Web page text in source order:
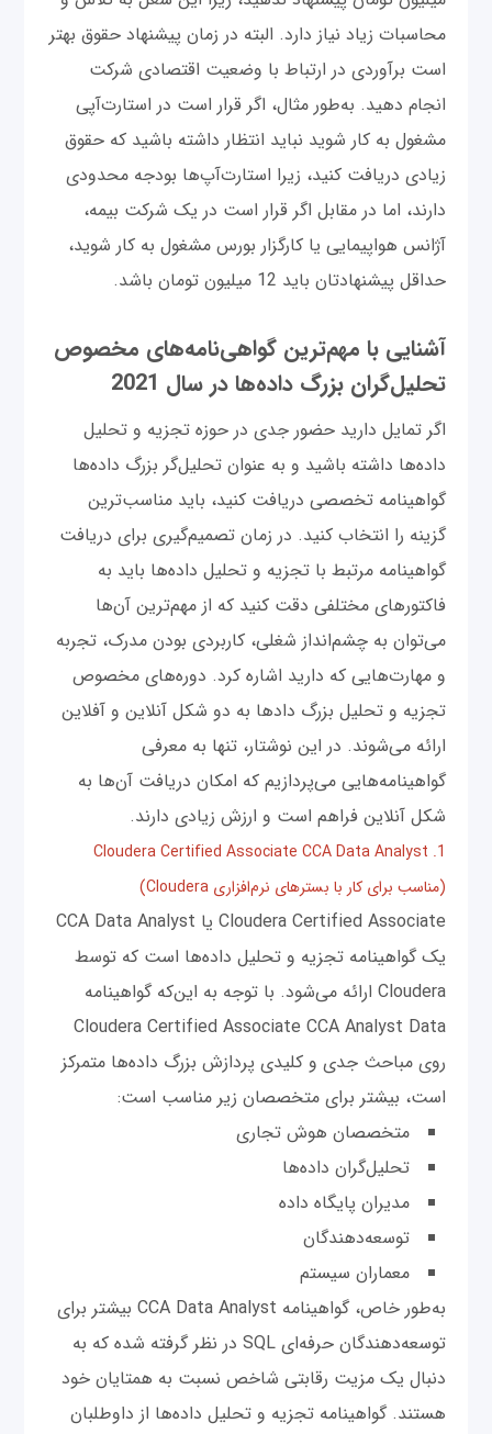
محاسبات زیاد نیاز دارد. البته در زمان پیشنهاد حقوق بهتر
است برآوردی در ارتباط با وضعیت اقتصادی شرکت
انجام دهید. به‌طور مثال، اگر قرار است در استارت‌آپی
مشغول به کار شوید نباید انتظار داشته باشید که حقوق
زیادی دریافت کنید، زیرا استارت‌آپ‌ها بودجه محدودی
دارند، اما در مقابل اگر قرار است در یک شرکت بیمه،
آژانس هواپیمایی یا کارگزار بورس مشغول به کار شوید،
حداقل پیشنهادتان باید 12 میلیون تومان باشد.
آشنایی با مهم‌ترین گواهی‌نامه‌های مخصوص
تحلیل‌گران بزرگ داده‌ها در سال 2021
اگر تمایل دارید حضور جدی در حوزه تجزیه و تحلیل
داده‌ها داشته باشید و به عنوان تحلیل‌گر بزرگ داده‌ها
گواهینامه تخصصی دریافت کنید، باید مناسب‌ترین
گزینه را انتخاب کنید. در زمان تصمیم‌گیری برای دریافت
گواهینامه مرتبط با تجزیه و تحلیل داده‌ها باید به
فاکتورهای مختلفی دقت کنید که از مهم‌ترین آن‌ها
می‌توان به چشم‌انداز شغلی، کاربردی بودن مدرک، تجربه
و مهارت‌هایی که دارید اشاره کرد. دوره‌های مخصوص
تجزیه و تحلیل بزرگ دادها به دو شکل آنلاین و آفلاین
ارائه می‌شوند. در این نوشتار، تنها به معرفی
گواهینامه‌هایی می‌پردازیم که امکان دریافت آن‌ها به
شکل آنلاین فراهم است و ارزش زیادی دارند.
1. Cloudera Certified Associate CCA Data Analyst
(مناسب برای کار با بسترهای نرم‌افزاری Cloudera)
Cloudera Certified Associate یا CCA Data Analyst
یک گواهینامه تجزیه و تحلیل داده‌ها است که توسط
Cloudera ارائه می‌شود. با توجه به این‌که گواهینامه
Cloudera Certified Associate CCA Analyst Data
روی مباحث جدی و کلیدی پردازش بزرگ داده‌ها متمرکز
است، بیشتر برای متخصصان زیر مناسب است:
متخصصان هوش تجاری
تحلیل‌گران داده‌ها
مدیران پایگاه داده
توسعه‌دهندگان
معماران سیستم
به‌طور خاص، گواهینامه CCA Data Analyst بیشتر برای
توسعه‌دهندگان حرفه‌ای SQL در نظر گرفته شده که به
دنبال یک مزیت رقابتی شاخص نسبت به همتایان خود
هستند. گواهینامه تجزیه و تحلیل داده‌ها از داوطلبان